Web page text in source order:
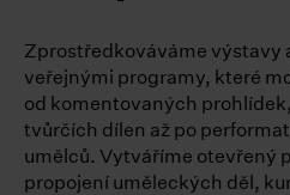
Zprostředkováváme výstavy
veřejnými programy, které
od komentovaných
tvůrčích dílen až po
umělců. Vytváříme otevřený
propojení uměleckých děl,